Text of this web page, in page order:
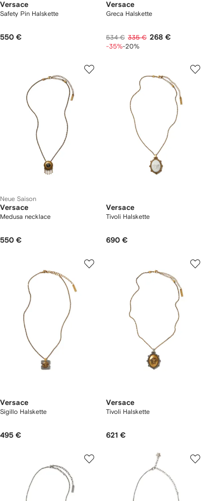
Versace
Safety Pin Halskette
550 €
Versace
Greca Halskette
534 € 335 € 268 €
-35%-20%
Neue Saison
Versace
Medusa necklace
550 €
Versace
Tivoli Halskette
690 €
Versace
Sigillo Halskette
495 €
Versace
Tivoli Halskette
621 €